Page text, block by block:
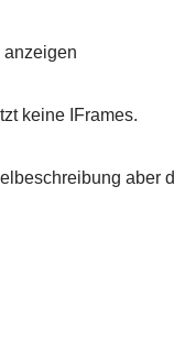
keine IFrames.
aber